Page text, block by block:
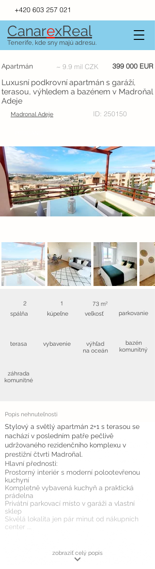
+420 603 257 021
CanarexReal
Tenerife, kde sny majú adresu.
Apartmán ~ 9.9 mil CZK 399 000 EUR
Luxusní podkrovní apartmán s garáží,
terasou, výhledem a bazénem v Madroňal
Adeje
Madronal Adeje ID: 250150
2
spálňa
1
kúpeľne
73 m²
veľkosť
terasa
záhrada
komunitné
vybavenie
výhľad
na oceán
parkovanie
bazén
komunitný
Popis nehnuteľnosti
Stylový a světlý apartmán 2+1 s terasou se
nachází v posledním patře pečlivě
udržovaného rezidenčního komplexu v
prestižní čtvrti Madroñal.
Hlavní přednosti:
Prostorný interiér s moderní polootevřenou
kuchyní
Kompletně vybavená kuchyň a praktická
prádelna
Privátní parkovací místo v garáži a vlastní
sklep
Skvělá lokalita jen pár minut od nákupních
center ...
zobraziť celý popis